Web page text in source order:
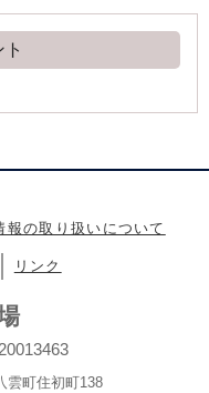
報の取り扱いについて
リンク
雲町住初町138